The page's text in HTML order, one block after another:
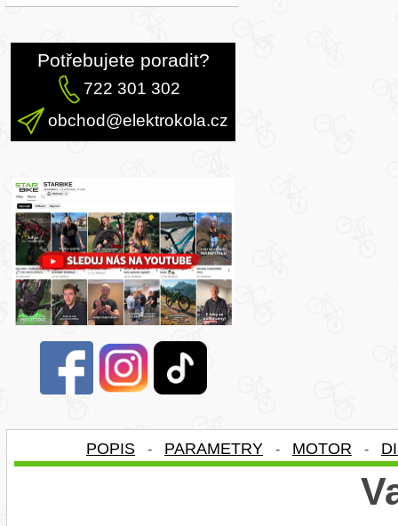
Potřebujete poradit?
722 301 302
obchod@elektrokola.cz
POPIS - PARAMETRY - MOTOR -